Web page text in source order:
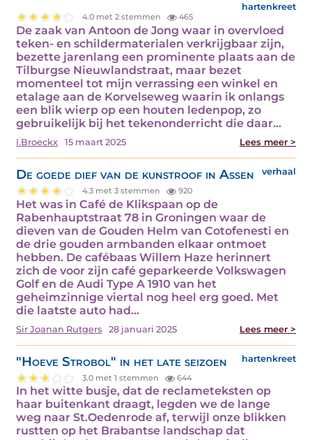
hartenkreet
4.0 met 2 stemmen 465
De zaak van Antoon de Jong waar in overvloed
teken- en schildermaterialen verkrijgbaar zijn,
bezette jarenlang een prominente plaats aan de
Tilburgse Nieuwlandstraat, maar bezet
momenteel tot mijn verrassing een winkel en
etalage aan de Korvelseweg waarin ik onlangs
een blik wierp op een houten ledenpop, zo
gebruikelijk bij het tekenonderricht die daar…
I.Broeckx 15 maart 2025 Lees meer >
De goede dief van de kunstroof in Assen verhaal
4.3 met 3 stemmen 920
Het was in Café de Klikspaan op de
Rabenhauptstraat 78 in Groningen waar de
dieven van de Gouden Helm van Cotofenesti en
de drie gouden armbanden elkaar ontmoet
hebben. De cafébaas Willem Haze herinnert
zich de voor zijn café geparkeerde Volkswagen
Golf en de Audi Type A 1910 van het
geheimzinnige viertal nog heel erg goed. Met
die laatste auto had…
Sir Joanan Rutgers 28 januari 2025 Lees meer >
"Hoeve Strobol" in het late seizoen hartenkreet
3.0 met 1 stemmen 644
In het witte busje, dat de reclameteksten op
haar buitenkant draagt, legden we de lange
weg naar St.Oedenrode af, terwijl onze blikken
rustten op het Brabantse landschap dat